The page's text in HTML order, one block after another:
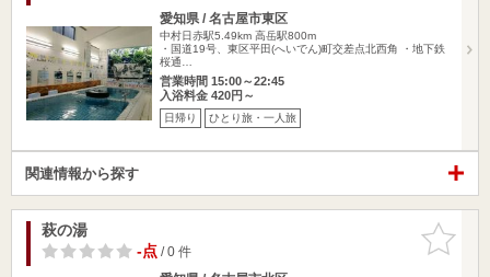
愛知県 / 名古屋市東区
中村日赤駅5.49km 高岳駅800m
・国道19号、東区平田(へいでん)町交差点北西角 ・地下鉄
桜通…
営業時間 15:00～22:45
入浴料金 420円～
日帰り ひとり旅・一人旅
関連情報から探す
お気に入
りに追加
萩の湯
-点/ 0 件